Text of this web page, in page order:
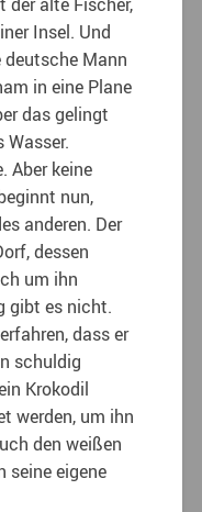
Insel. Und
Mann
in eine Plane
das gelingt
Aber keine
nun,
anderen. Der
dessen
um ihn
gibt es nicht.
dass er
schuldig
Krokodil
werden, um ihn
den weißen
seine eigene